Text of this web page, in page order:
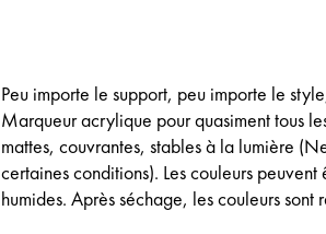
Peu importe le support, peu importe le
Marqueur acrylique pour quasiment tous
mattes, couvrantes, stables à la lumière
certaines conditions). Les couleurs
humides. Après séchage, les couleurs sont